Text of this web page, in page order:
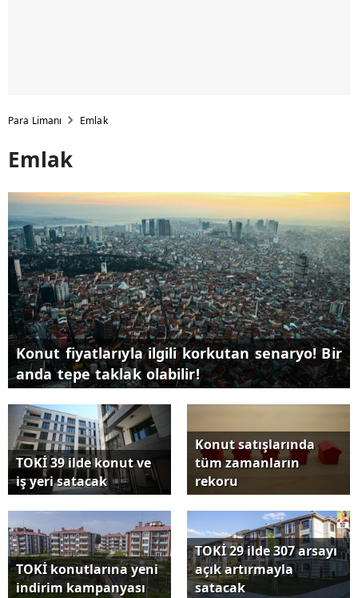
Para Limanı Emlak
Emlak
Konut fiyatlarıyla ilgili korkutan senaryo! Bir
anda tepe taklak olabilir!
TOKİ 39 ilde konut ve
iş yeri satacak
Konut satışlarında
tüm zamanların
rekoru
TOKİ konutlarına yeni
indirim kampanyası
TOKİ 29 ilde 307 arsayı
açık artırmayla
satacak